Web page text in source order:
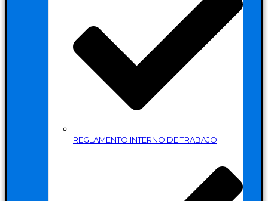
REGLAMENTO INTERNO DE TRABAJO